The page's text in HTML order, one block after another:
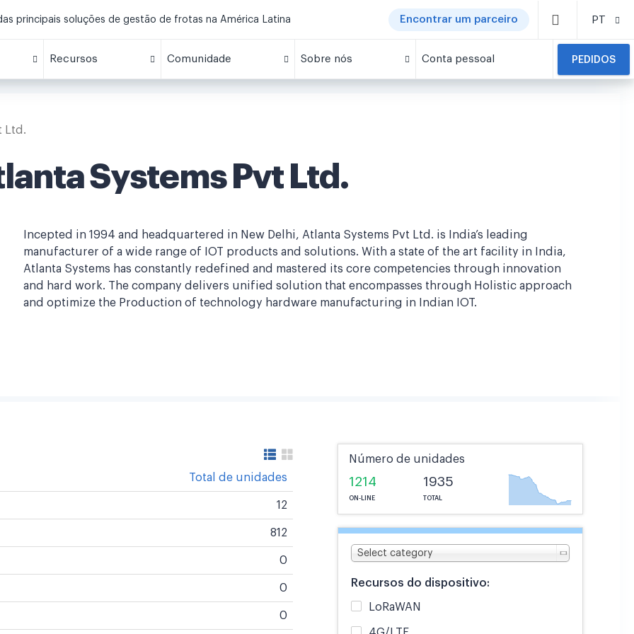
principais soluções de gestão de frotas na América Latina Encontrar um parceiro PT
Recursos Comunidade Sobre nós Conta pessoal PEDIDOS
Ltd.
Systems Pvt Ltd.
Incepted in 1994 and headquartered in New Delhi, Atlanta Systems Pvt Ltd. is India’s leading
manufacturer of a wide range of IOT products and solutions. With a state of the art facility in India,
Atlanta Systems has constantly redefined and mastered its core competencies through innovation
and hard work. The company delivers unified solution that encompasses through Holistic approach
and optimize the Production of technology hardware manufacturing in Indian IOT.
Número de unidades
1214
ON-LINE
1935
TOTAL
Select category
Recursos do dispositivo:
LoRaWAN
Total de unidades
12
812
0
0
0